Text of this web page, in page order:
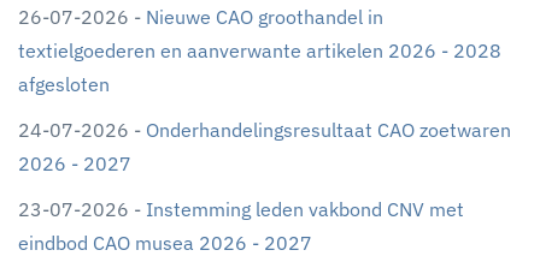
26-07-2026 - Nieuwe CAO groothandel in
textielgoederen en aanverwante artikelen 2026 - 2028
afgesloten
24-07-2026 - Onderhandelingsresultaat CAO zoetwaren
2026 - 2027
23-07-2026 - Instemming leden vakbond CNV met
eindbod CAO musea 2026 - 2027